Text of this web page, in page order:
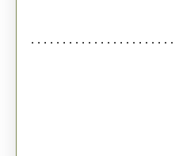
. . . . . . . . . . . . . . . . . . . . . . .